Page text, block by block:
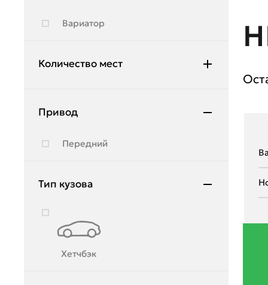
Lada
Lifan
Вариатор
Количество мест
Привод
Передний
Тип кузова
Хетчбэк